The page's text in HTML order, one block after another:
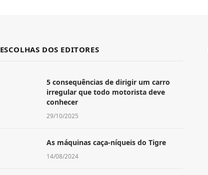
ESCOLHAS DOS EDITORES
5 consequências de dirigir um carro
irregular que todo motorista deve
conhecer
29/10/2025
As máquinas caça-níqueis do Tigre
14/08/2024